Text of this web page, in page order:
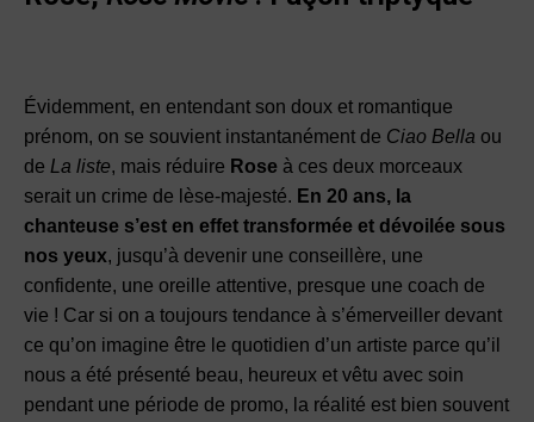
Évidemment, en entendant son doux et romantique
prénom, on se souvient instantanément de Ciao Bella ou
de La liste, mais réduire Rose à ces deux morceaux
serait un crime de lèse-majesté. En 20 ans, la
chanteuse s’est en effet transformée et dévoilée sous
nos yeux, jusqu’à devenir une conseillère, une
confidente, une oreille attentive, presque une coach de
vie ! Car si on a toujours tendance à s’émerveiller devant
ce qu’on imagine être le quotidien d’un artiste parce qu’il
nous a été présenté beau, heureux et vêtu avec soin
pendant une période de promo, la réalité est bien souvent